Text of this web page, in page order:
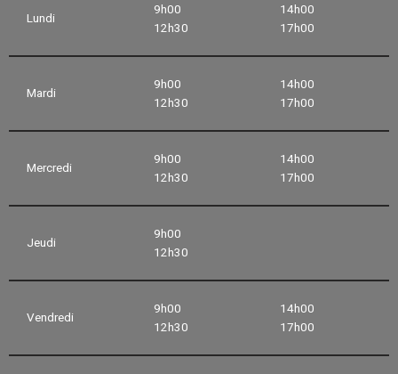
Lundi
9h00
12h30
14h00
17h00
Mardi
9h00
12h30
14h00
17h00
Mercredi
9h00
12h30
14h00
17h00
Jeudi
9h00
12h30
Vendredi
9h00
12h30
14h00
17h00